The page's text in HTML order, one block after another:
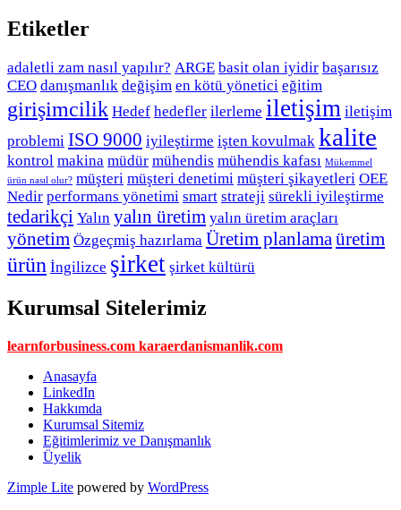
Etiketler
adaletli zam nasıl yapılır? ARGE basit olan iyidir başarısız
CEO danışmanlık değişim en kötü yönetici eğitim
girişimcilik Hedef hedefler ilerleme iletişim iletişim
problemi ISO 9000 iyileştirme işten kovulmak kalite
kontrol makina müdür mühendis mühendis kafası Mükemmel
ürün nasıl olur? müşteri müşteri denetimi müşteri şikayetleri OEE
Nedir performans yönetimi smart strateji sürekli iyileştirme
tedarikçi Yalın yalın üretim yalın üretim araçları
yönetim Özgeçmiş hazırlama Üretim planlamaüretim
ürün İngilizce şirket şirket kültürü
Kurumsal Sitelerimiz
learnforbusiness.com karaerdanismanlik.com
Anasayfa
LinkedIn
Hakkımda
Kurumsal Sitemiz
Eğitimlerimiz ve Danışmanlık
Üyelik
Zimple Lite powered by WordPress